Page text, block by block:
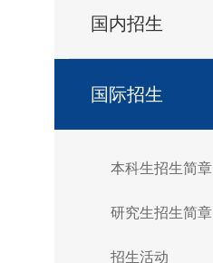
国内招生
国际招生
本科生招生简章
研究生招生简章
招生活动